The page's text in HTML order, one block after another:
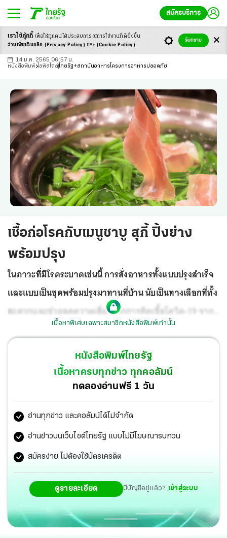
สมัครบริการ
-ก ก ก+
14 ม.ค. 2565 06:57 น.
หนังสือพิมพ์ ไลฟ์สไตล์ ไทยรัฐ+สถาบันอาหารโครงการอาหารปลอดภัย
เชื้อก่อโรคกับเมนูชาบู สุกี้ ปิ้งย่าง
พร้อมปรุง
ในภาวะที่มีโรคระบาดเช่นนี้ การสั่งอาหารทั้งแบบปรุงสำเร็จ
และแบบเป็นชุดพร้อมปรุงมาทานที่บ้าน นับเป็นทางเลือกที่ทั้ง
สะดวกและช่วยลดความเสี่ยงจากการติดเชื้อโควิด-19 จาก
นอกบ้าน สำหรับเมนูพร้อมปรุงที่นิยมในยุคนี้คงหนีไม่พ้นสุกี้
ชาบูและปิ้งย่าง ที่ร้านค้ามักจัดเป็นเซตให้ลูกค้าเลือกได้ตาม
ต้องการ ทั้งเซตหมู เนื้อ ไก่ ปลา ที่จัดชุดมาพร้อมผักสด เห็ด
ไข่ไก่ วุ้นเส้น น้ำซุปและน้ำจิ้มชนิดต่างๆ
เนื้อหาพิเศษเฉพาะสมาชิกหนังสือพิมพ์เท่านั้น
หนังสือพิมพ์ไทยรัฐ
เนื้อหาครบทุกข่าว ทุกคอลัมน์
ทดลองอ่านฟรี 1 วัน
อ่านทุกข่าว และคอลัมน์ได้ไม่จำกัด
อ่านข่าวบนเว็บไซต์ไทยรัฐ แบบไม่มีโฆษณารบกวน
สมัครง่าย ไม่ต้องใช้บัตรเครดิต
ดูรายละเอียด มีบัญชีอยู่แล้ว? เข้าสู่ระบบ
เราใช้คุ้กกี้ เพื่อให้ทุกคนได้ประสบการณ์การใช้งานที่ดียิ่งขึ้น
อ่านเพิ่มเติมคลิก (Privacy Policy) และ (Cookie Policy)
รับทราบ